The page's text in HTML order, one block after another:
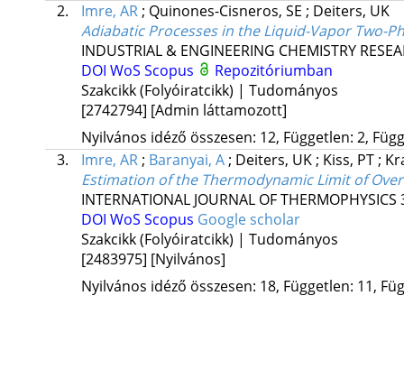
2.
Imre, AR; Quinones-Cisneros, SE ; Deiters, UK
Adiabatic Processes in the Liquid-Vapor Two-
INDUSTRIAL & ENGINEERING CHEMISTRY
DOI WoS Scopus
Repozitóriumban
Szakcikk (Folyóiratcikk) | Tudományos
[2742794] [Admin láttamozott]
Nyilvános idéző összesen: 12, Független: 2,
3.
Imre, AR; Baranyai, A; Deiters, UK; Kiss, PT;
Estimation of the Thermodynamic Limit of
INTERNATIONAL JOURNAL OF THERMOPHYSICS
DOI WoS Scopus Google scholar
Szakcikk (Folyóiratcikk) | Tudományos
[2483975] [Nyilvános]
Nyilvános idéző összesen: 18, Független: 11,